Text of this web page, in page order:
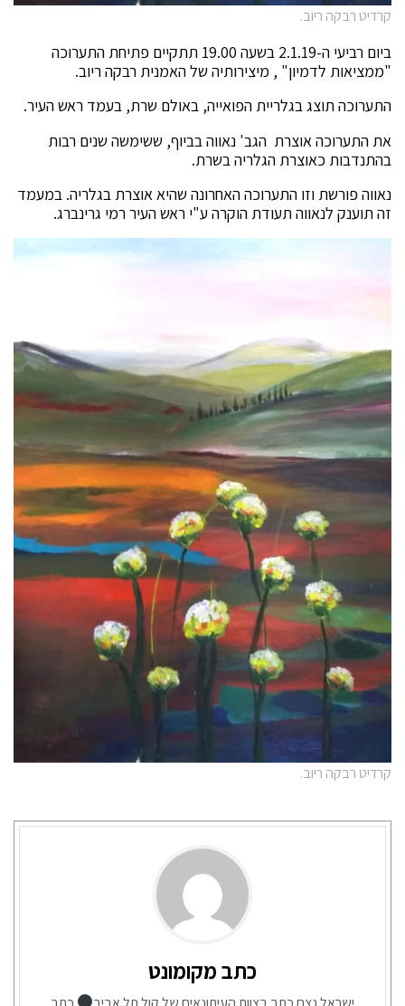
קרדיט רבקה ריוב.
ביום רביעי ה-2.1.19 בשעה 19.00 תתקיים פתיחת התערוכה
"ממציאות לדמיון" , מיצירותיה של האמנית רבקה ריוב.
התערוכה תוצג בגלריית הפואייה, באולם שרת, בעמד ראש העיר.
את התערוכה אוצרת הגב' נאווה בביוף, ששימשה שנים רבות
בהתנדבות כאוצרת הגלריה בשרת.
נאווה פורשת וזו התערוכה האחרונה שהיא אוצרת בגלריה. במעמד
זה תוענק לנאווה תעודת הוקרה ע"י ראש העיר רמי גרינברג.
קרדיט רבקה ריוב.
כתב מקומונט